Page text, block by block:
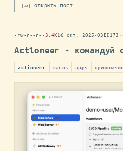
[↵] открыть пост
-rw-r--r-- 3.4K16 окт. 2025 ·03ED173 ·
Actioneer - командуй
actioneer macos apps